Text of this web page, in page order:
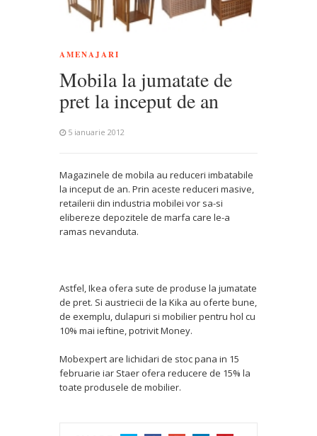
AMENAJARI
Mobila la jumatate de
pret la inceput de an
5 ianuarie 2012
Magazinele de mobila au reduceri imbatabile
la inceput de an. Prin aceste reduceri masive,
retailerii din industria mobilei vor sa-si
elibereze depozitele de marfa care le-a
ramas nevanduta.
Astfel, Ikea ofera sute de produse la jumatate
de pret. Si austriecii de la Kika au oferte bune,
de exemplu, dulapuri si mobilier pentru hol cu
10% mai ieftine, potrivit Money.
Mobexpert are lichidari de stoc pana in 15
februarie iar Staer ofera reducere de 15% la
toate produsele de mobilier.